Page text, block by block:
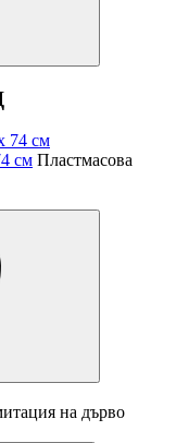
см Пластмасова
на дърво